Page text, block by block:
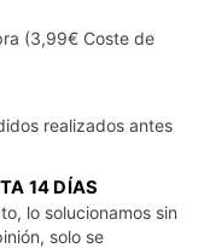
(3,99€ Coste de
realizados antes
14 DÍAS
lo solucionamos sin
solo se